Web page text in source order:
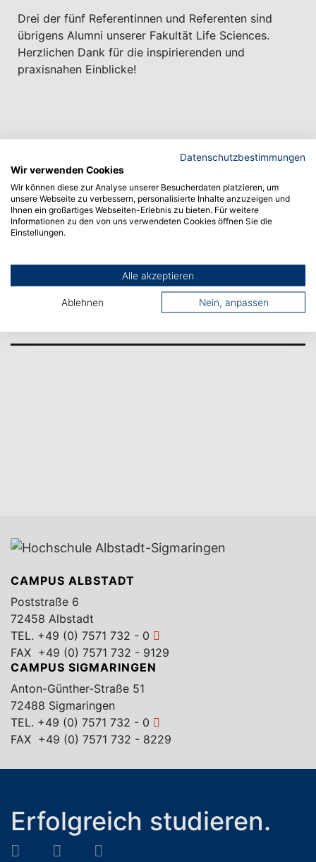
Drei der fünf Referentinnen und Referenten sind
übrigens Alumni unserer Fakultät Life Sciences.
Herzlichen Dank für die inspirierenden und
praxisnahen Einblicke!
Vorheriger Artikel
Nächster Artikel
CAMPUS ALBSTADT
Poststraße 6
72458 Albstadt
TEL. +49 (0) 7571 732 - 0
FAX +49 (0) 7571 732 - 9129
CAMPUS SIGMARINGEN
Anton-Günther-Straße 51
72488 Sigmaringen
TEL. +49 (0) 7571 732 - 0
FAX +49 (0) 7571 732 - 8229
Erfolgreich studieren.
Datenschutzbestimmungen
Wir verwenden Cookies
Wir können diese zur Analyse unserer Besucherdaten platzieren, um
unsere Webseite zu verbessern, personalisierte Inhalte anzuzeigen und
Ihnen ein großartiges Webseiten-Erlebnis zu bieten. Für weitere
Informationen zu den von uns verwendeten Cookies öffnen Sie die
Einstellungen.
Alle akzeptieren
Ablehnen Nein, anpassen